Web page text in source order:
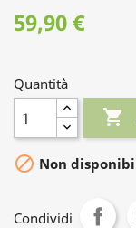
59,90 €
Quantità

 Non
Condividi